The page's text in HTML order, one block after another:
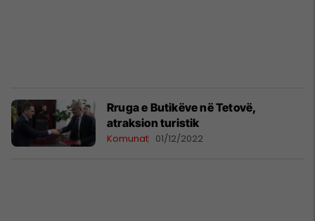
Rruga e Butikëve në Tetovë,
atraksion turistik
Komunat 01/12/2022